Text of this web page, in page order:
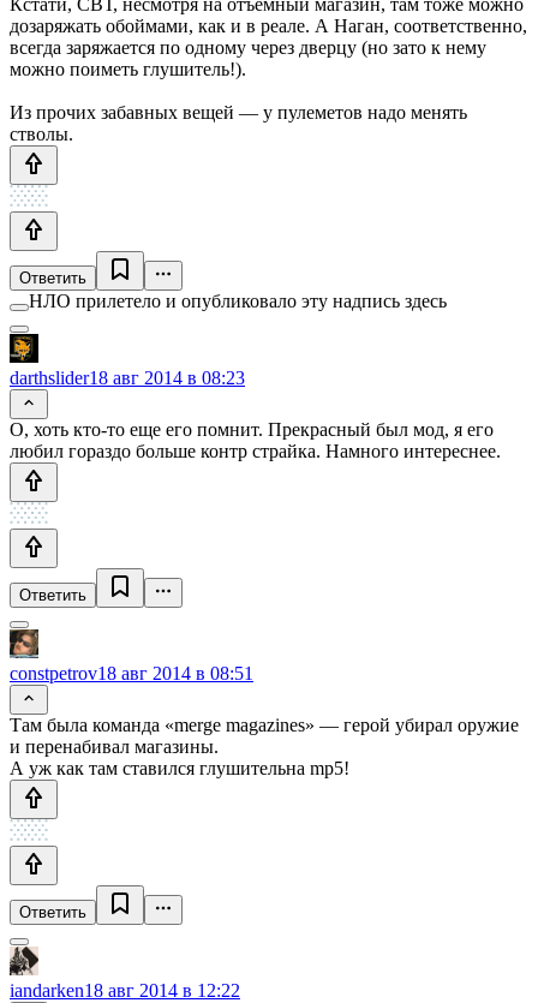
дозаряжать обоймами, как и в реале. А Наган, соответственно,
всегда заряжается по одному через дверцу (но зато к нему
можно поиметь глушитель!).
Из прочих забавных вещей — у пулеметов надо менять
стволы.
Ответить
НЛО прилетело и опубликовало эту надпись здесь
darthslider18 авг 2014 в 08:23
О, хоть кто-то еще его помнит. Прекрасный был мод, я его
любил гораздо больше контр страйка. Намного интереснее.
Ответить
constpetrov18 авг 2014 в 08:51
Там была команда «merge magazines» — герой убирал оружие
и перенабивал магазины.
А уж как там ставился глушительна mp5!
Ответить
iandarken18 авг 2014 в 12:22